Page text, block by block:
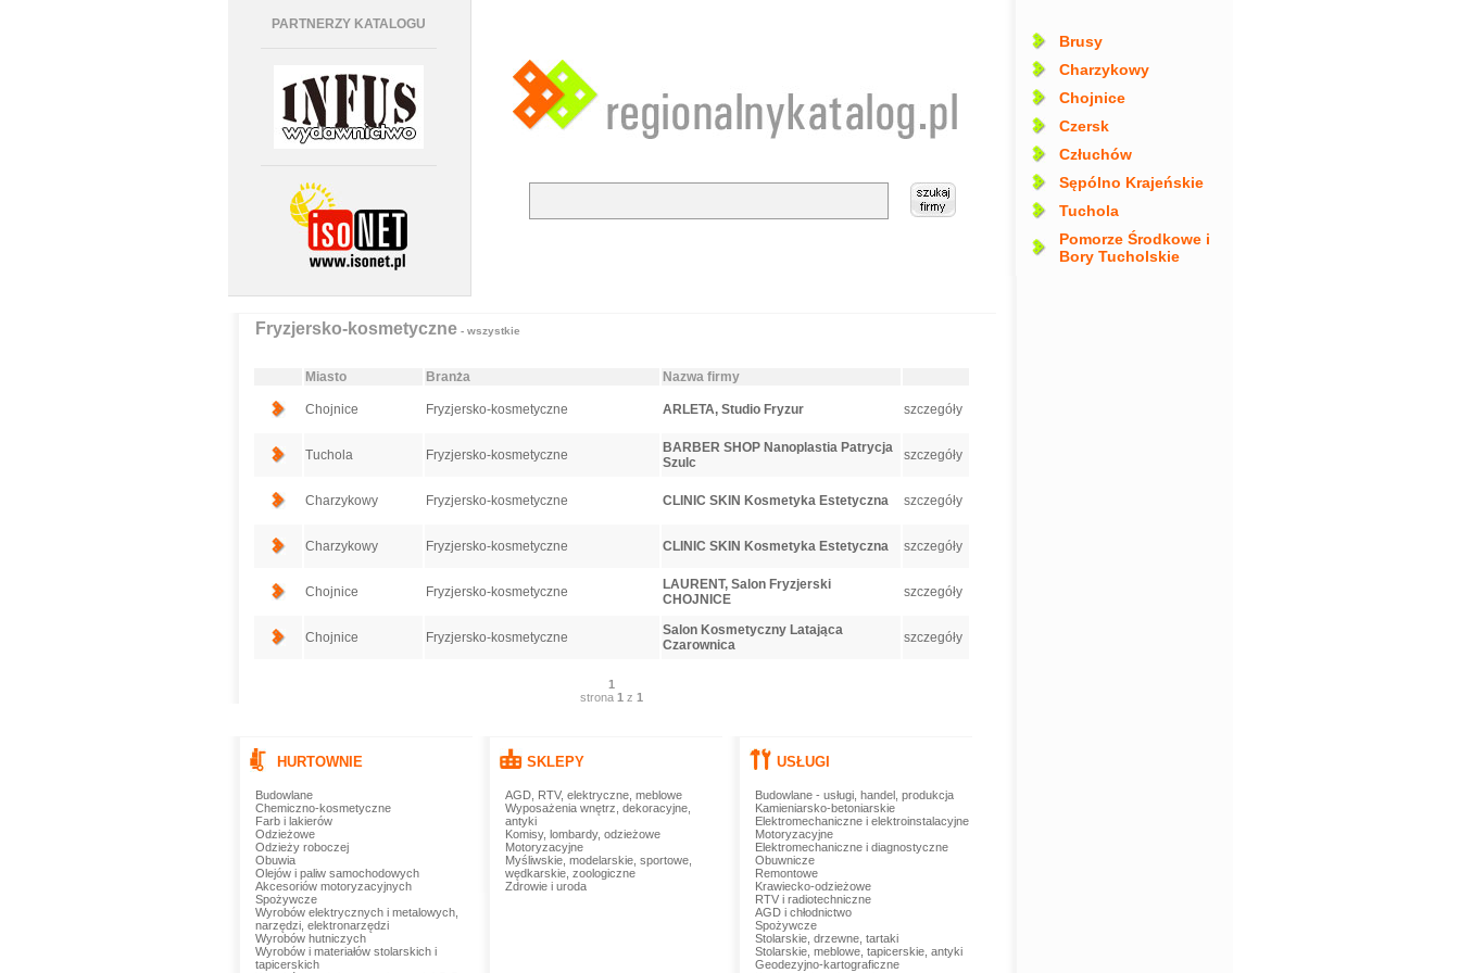
Brusy
Charzykowy
Chojnice
Czersk
Człuchów
Sępólno Krajeńskie
Tuchola
Pomorze Środkowe i
Bory Tucholskie
PARTNERZY KATALOGU
Fryzjersko-kosmetyczne- wszystkie
Miasto Branża Nazwa firmy
Chojnice Fryzjersko-kosmetyczne ARLETA, Studio Fryzur szczegóły
Tuchola Fryzjersko-kosmetyczne
BARBER SHOP Nanoplastia Patrycja
Szulc
szczegóły
Charzykowy Fryzjersko-kosmetyczne CLINIC SKIN Kosmetyka Estetyczna szczegóły
Charzykowy Fryzjersko-kosmetyczne CLINIC SKIN Kosmetyka Estetyczna szczegóły
Chojnice Fryzjersko-kosmetyczne
LAURENT, Salon Fryzjerski
CHOJNICE
szczegóły
Chojnice Fryzjersko-kosmetyczne
Salon Kosmetyczny Latająca
Czarownica
szczegóły
1
strona 1 z 1
HURTOWNIE
Budowlane
Chemiczno-kosmetyczne
Farb i lakierów
Odzieżowe
Odzieży roboczej
Obuwia
Olejów i paliw samochodowych
Akcesoriów motoryzacyjnych
Spożywcze
Wyrobów elektrycznych i metalowych,
narzędzi, elektronarzędzi
Wyrobów hutniczych
Wyrobów i materiałów stolarskich i
tapicerskich
SKLEPY
AGD, RTV, elektryczne, meblowe
Wyposażenia wnętrz, dekoracyjne,
antyki
Komisy, lombardy, odzieżowe
Motoryzacyjne
Myśliwskie, modelarskie, sportowe,
wędkarskie, zoologiczne
Zdrowie i uroda
USŁUGI
Budowlane - usługi, handel, produkcja
Kamieniarsko-betoniarskie
Elektromechaniczne i elektroinstalacyjne
Motoryzacyjne
Elektromechaniczne i diagnostyczne
Obuwnicze
Remontowe
Krawiecko-odzieżowe
RTV i radiotechniczne
AGD i chłodnictwo
Spożywcze
Stolarskie, drzewne, tartaki
Stolarskie, meblowe, tapicerskie, antyki
Geodezyjno-kartograficzne